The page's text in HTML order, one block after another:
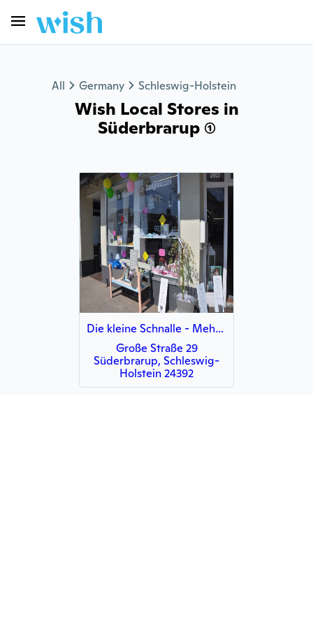
All Germany Schleswig-Holstein
Wish Local Stores in
Süderbrarup (1)
Die kleine Schnalle - Mehr als nur Nähen
Große Straße 29
Süderbrarup, Schleswig-
Holstein 24392